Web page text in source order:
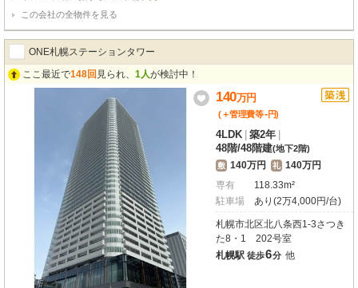
好🎵札幌市内を一望できます🌈 エレベーター・ジャグジー・各室エアコン・
浴室3か所・トイレ4か所・無料Wi-Fi等の設備も充実✨ 収納も豊富で各居室
を広々と使用できます🙆 慈啓会病院・ラルズマート・ダイソー・サツドラ・
DCＭがお車で5分圏内🙌旭山記念公園・円山動物園・藻岩山・幌見峠などの観
光スポットへのアクセスも便利な立地です🌟 🔶初期費用は1,980万2,250円
（賃料300万円+24時間安心サポート1,500円+初回保証料150万750円+敷金90
途 🔶毎月のお支払い額は300万2,400円（賃料300万円+24時間安心サポート
1,500円+継続保証料900円） 🔶内覧のご希望・詳細はエイシン不動産までお
気軽にお問い合わせください😊
この会社の全物件を見る
ONE札幌ステーションタワー
ここ最近で148回 見られ、 1人が検討中！
140万円
(＋管理費等-円)
4LDK 築2年
48階/48階建(地下2階)
敷 140万円 礼 140万円
専有
118.33m²
駐車場
あり(2万4,000円/台)
札幌市北区北八条西1-3さつき
た8・1 202号室
札幌駅 徒歩6分 他